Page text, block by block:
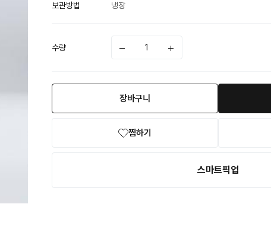
보관방법 냉장
수량
장바구니
찜하기
스마트픽업